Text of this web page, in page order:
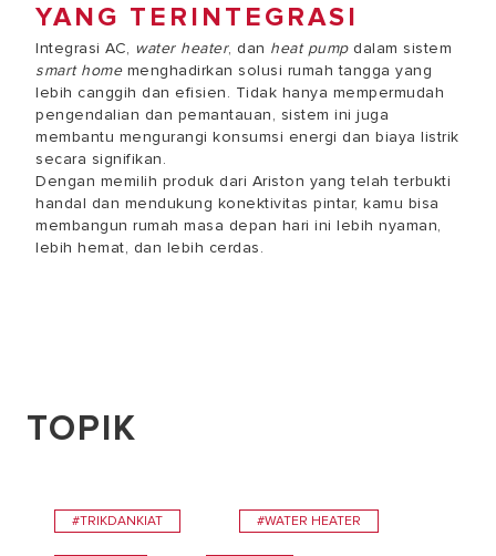
YANG TERINTEGRASI
Integrasi AC, water heater, dan heat pumpdalam sistem
smart homemenghadirkan solusi rumah tangga yang
lebih canggih dan efisien. Tidak hanya mempermudah
pengendalian dan pemantauan, sistem ini juga
membantu mengurangi konsumsi energi dan biaya listrik
secara signifikan.
Dengan memilih produk dari Ariston yang telah terbukti
handal dan mendukung konektivitas pintar, kamu bisa
membangun rumah masa depan hari ini lebih nyaman,
lebih hemat, dan lebih cerdas.
TOPIK
#TRIKDANKIAT #WATER HEATER